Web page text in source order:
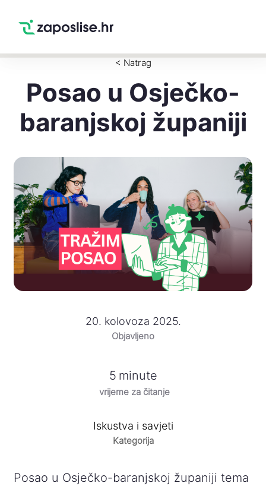
< Natrag
Posao u Osječko-
baranjskoj županiji
20. kolovoza 2025.
Objavljeno
vrijeme za čitanje
5 minute
Iskustva i savjeti
Kategorija
Posao u Osječko-baranjskoj županiji tema
Swipe Match Chat
Google Play